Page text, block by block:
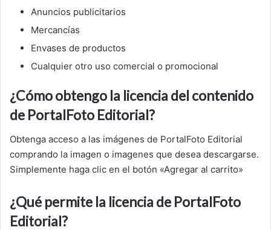
Anuncios publicitarios
Mercancías
Envases de productos
Cualquier otro uso comercial o promocional
¿Cómo obtengo la licencia del contenido
de PortalFoto Editorial?
Obtenga acceso a las imágenes de PortalFoto Editorial
comprando la imagen o imagenes que desea descargarse.
Simplemente haga clic en el botón «Agregar al carrito»
¿Qué permite la licencia de PortalFoto
Editorial?